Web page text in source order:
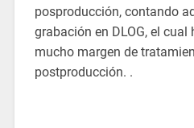
posproducción, contando
grabación en DLOG, el
mucho margen de
postproducción. .